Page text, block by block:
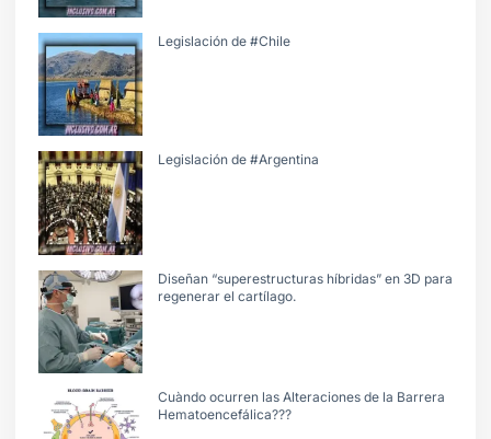
Legislación de #Chile
Legislación de #Argentina
Diseñan “superestructuras híbridas” en 3D para
regenerar el cartílago.
Cuàndo ocurren las Alteraciones de la Barrera
Hematoencefálica???